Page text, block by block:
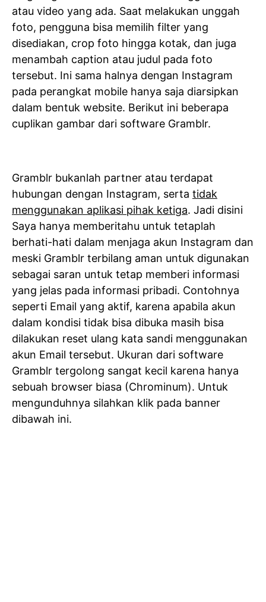
atau video yang ada. Saat melakukan unggah
foto, pengguna bisa memilih filter yang
disediakan, crop foto hingga kotak, dan juga
menambah caption atau judul pada foto
tersebut. Ini sama halnya dengan Instagram
pada perangkat mobile hanya saja diarsipkan
dalam bentuk website. Berikut ini beberapa
cuplikan gambar dari software Gramblr.
Gramblr bukanlah partner atau terdapat
hubungan dengan Instagram, serta tidak
menggunakan aplikasi pihak ketiga. Jadi disini
Saya hanya memberitahu untuk tetaplah
berhati-hati dalam menjaga akun Instagram dan
meski Gramblr terbilang aman untuk digunakan
sebagai saran untuk tetap memberi informasi
yang jelas pada informasi pribadi. Contohnya
seperti Email yang aktif, karena apabila akun
dalam kondisi tidak bisa dibuka masih bisa
dilakukan reset ulang kata sandi menggunakan
akun Email tersebut. Ukuran dari software
Gramblr tergolong sangat kecil karena hanya
sebuah browser biasa (Chrominum). Untuk
mengunduhnya silahkan klik pada banner
dibawah ini.